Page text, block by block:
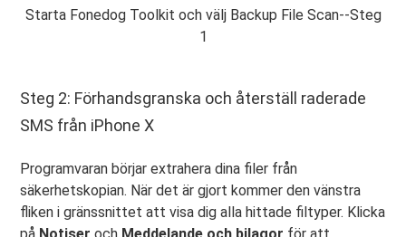
Starta Fonedog Toolkit och välj Backup File Scan--Steg
1
Steg 2: Förhandsgranska och återställ raderade
SMS från iPhone X
Programvaran börjar extrahera dina filer från
säkerhetskopian. När det är gjort kommer den vänstra
fliken i gränssnittet att visa dig alla hittade filtyper. Klicka